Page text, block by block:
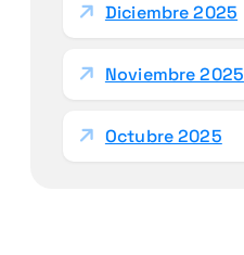
Diciembre 2025
Noviembre 2025
Octubre 2025